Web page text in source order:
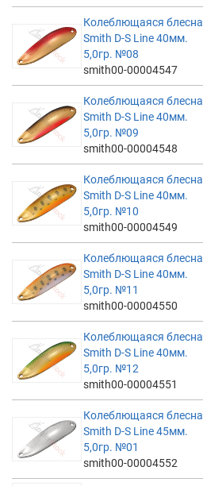
Колеблющаяся блесна
Smith D-S Line 40мм.
5,0гр. №08
smith00-00004547
Колеблющаяся блесна
Smith D-S Line 40мм.
5,0гр. №09
smith00-00004548
Колеблющаяся блесна
Smith D-S Line 40мм.
5,0гр. №10
smith00-00004549
Колеблющаяся блесна
Smith D-S Line 40мм.
5,0гр. №11
smith00-00004550
Колеблющаяся блесна
Smith D-S Line 40мм.
5,0гр. №12
smith00-00004551
Колеблющаяся блесна
Smith D-S Line 45мм.
5,0гр. №01
smith00-00004552